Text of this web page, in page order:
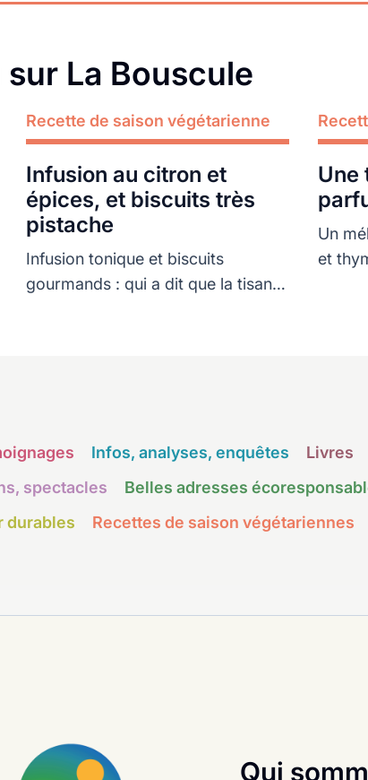
La Bouscule
Recette de saison végétarienne
Infusion au citron et
épices, et biscuits très
pistache
Infusion tonique et biscuits
gourmands : qui a dit que la tisane
Lire plus
Une tisane du soir au
Un
et
Lire
Infos, analyses, enquêtes Livres
spectacles
Belles adresses
durables
Recettes de saison végétariennes
Qui